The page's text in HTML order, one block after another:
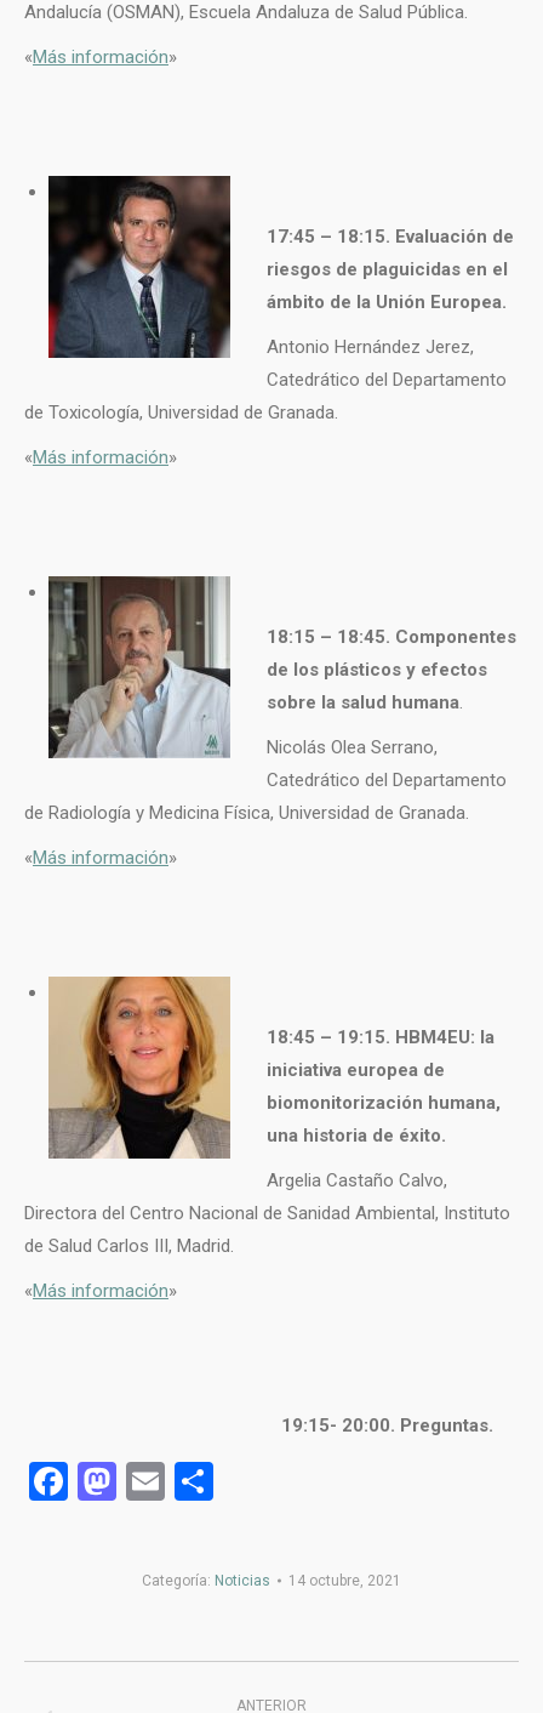
Andalucía (OSMAN), Escuela Andaluza de Salud Pública.
«Más información»
17:45 – 1 8:15. Evaluación de
riesgos de plaguicidas en el
ámbito de la Unión Europea.
Antonio Hernández Jerez,
Catedrático del Departamento
de Toxicología, Universidad de Granada.
«Más información»
18:15 – 18:45. Componentes
de los plásticos y efectos
sobre la salud humana.
Nicolás Olea Serrano,
Catedrático del Departamento
de Radiología y Medicina Física, Universidad de Granada.
«Más información»
18:45 – 19:15. HBM4EU: la
iniciativa europea de
biomonitorización humana,
una historia de éxito.
Argelia Castaño Calvo,
Directora del Centro Nacional de Sanidad Ambiental, Instituto
de Salud Carlos III, Madrid.
«Más información»
19:15- 20:00. Preguntas.
Facebook
Mastodon
Email
Categoría: Noticias 14 octubre, 2021
ANTERIOR